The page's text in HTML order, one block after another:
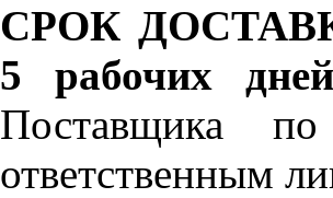
СРОК
5 рабочих дней
Поставщика по
ответственным